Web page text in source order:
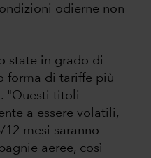
odierne non
state in grado di
forma di tariffe più
"Questi titoli
a essere volatili,
mesi saranno
aeree, così